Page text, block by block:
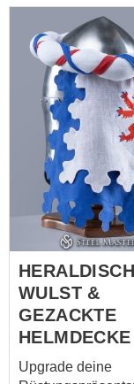
WULST &
GEZACKTE
HELMDECKE
Upgrade deine